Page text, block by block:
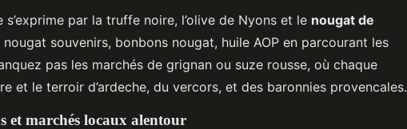
s’exprime par la truffe noire, l’olive de Nyons et le nougat de
nougat souvenirs, bonbons nougat, huile AOP en parcourant les
pas les marchés de grignan ou suze rousse, où chaque
et le terroir d’ardeche, du vercors, et des baronnies provencales.
et marchés locaux alentour